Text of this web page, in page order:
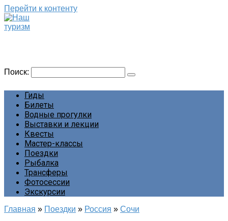
Перейти к контенту
Поиск:
Гиды
Билеты
Водные прогулки
Выставки и лекции
Квесты
Мастер-классы
Поездки
Рыбалка
Трансферы
Фотосессии
Экскурсии
Главная » Поездки » Россия » Сочи